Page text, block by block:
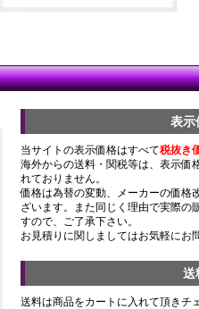
表示
当サイトの表示価格はすべて税抜き
海外からの送料・関税等は、表示価
れておりません。
価格は為替の変動、メーカーの価格
ざいます。また同じく理由で実際の
すので、ご了承下さい。
お見積りに関しましてはお気軽にお
送
送料は商品をカートに入れて頂きチ